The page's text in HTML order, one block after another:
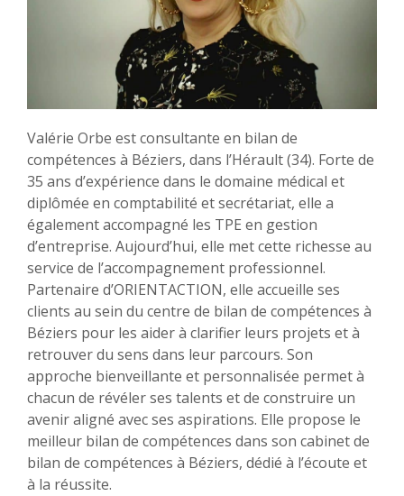
Valérie Orbe est consultante en bilan de
compétences à Béziers, dans l’Hérault (34). Forte de
35 ans d’expérience dans le domaine médical et
diplômée en comptabilité et secrétariat, elle a
également accompagné les TPE en gestion
d’entreprise. Aujourd’hui, elle met cette richesse au
service de l’accompagnement professionnel.
Partenaire d’ORIENTACTION, elle accueille ses
clients au sein du centre de bilan de compétences à
Béziers pour les aider à clarifier leurs projets et à
retrouver du sens dans leur parcours. Son
approche bienveillante et personnalisée permet à
chacun de révéler ses talents et de construire un
avenir aligné avec ses aspirations. Elle propose le
meilleur bilan de compétences dans son cabinet de
bilan de compétences à Béziers, dédié à l’écoute et
à la réussite.